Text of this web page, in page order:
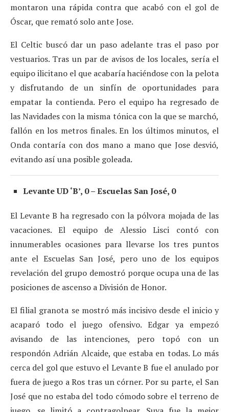
montaron una rápida contra que acabó con el gol de
Óscar, que remató solo ante Jose.
El Celtic buscó dar un paso adelante tras el paso por
vestuarios. Tras un par de avisos de los locales, sería el
equipo ilicitano el que acabaría haciéndose con la pelota
y disfrutando de un sinfín de oportunidades para
empatar la contienda. Pero el equipo ha regresado de
las Navidades con la misma tónica con la que se marchó,
fallón en los metros finales. En los últimos minutos, el
Onda contaría con dos mano a mano que Jose desvió,
evitando así una posible goleada.
Levante UD ‘B’, 0 – Escuelas San José, 0
El Levante B ha regresado con la pólvora mojada de las
vacaciones. El equipo de Alessio Lisci contó con
innumerables ocasiones para llevarse los tres puntos
ante el Escuelas San José, pero uno de los equipos
revelación del grupo demostró porque ocupa una de las
posiciones de ascenso a División de Honor.
El filial granota se mostró más incisivo desde el inicio y
acaparó todo el juego ofensivo. Edgar ya empezó
avisando de las intenciones, pero topó con un
respondón Adrián Alcaide, que estaba en todas. Lo más
cerca del gol que estuvo el Levante B fue el anulado por
fuera de juego a Ros tras un córner. Por su parte, el San
José que no estaba del todo cómodo sobre el terreno de